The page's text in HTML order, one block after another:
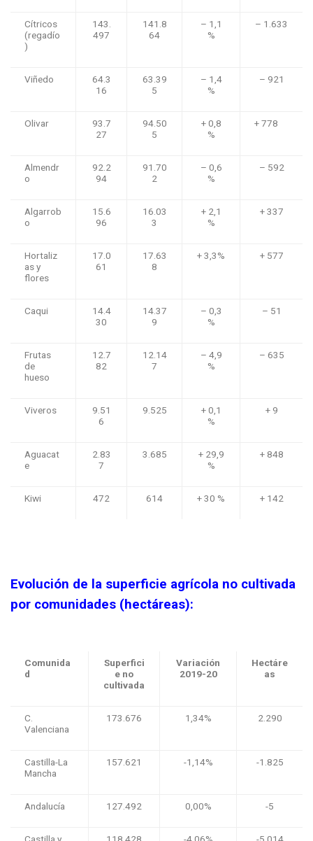
Cítricos
(regadío
)
143.
497
141.8
64
– 1,1
%
– 1.633
Viñedo
64.3
16
63.39
5
– 1,4
%
– 921
Olivar
93.7
27
94.50
5
+ 0,8
%
+ 778
Almendr
o
92.2
94
91.70
2
– 0,6
%
– 592
Algarrob
o
15.6
96
16.03
3
+ 2,1
%
+ 337
Hortaliz
as y
flores
17.0
61
17.63
8
+ 3,3% + 577
Caqui
14.4
30
14.37
9
– 0,3
%
– 51
Frutas
de
hueso
12.7
82
12.14
7
– 4,9
%
– 635
Viveros
9.51
6
9.525
+ 0,1
%
+ 9
Aguacat
e
2.83
7
3.685
+ 29,9
%
+ 848
Kiwi 472 614 + 30 % + 142
Evolución de la superficie agrícola no cultivada
por comunidades (hectáreas):
Comunida
d
Superfici
e no
cultivada
Variación
2019-20
Hectáre
as
C.
Valenciana
173.676 1,34% 2.290
Castilla-La
Mancha
157.621 -1,14% -1.825
Andalucía 127.492 0,00% -5
Castilla y 118.428 -4,06% -5.014